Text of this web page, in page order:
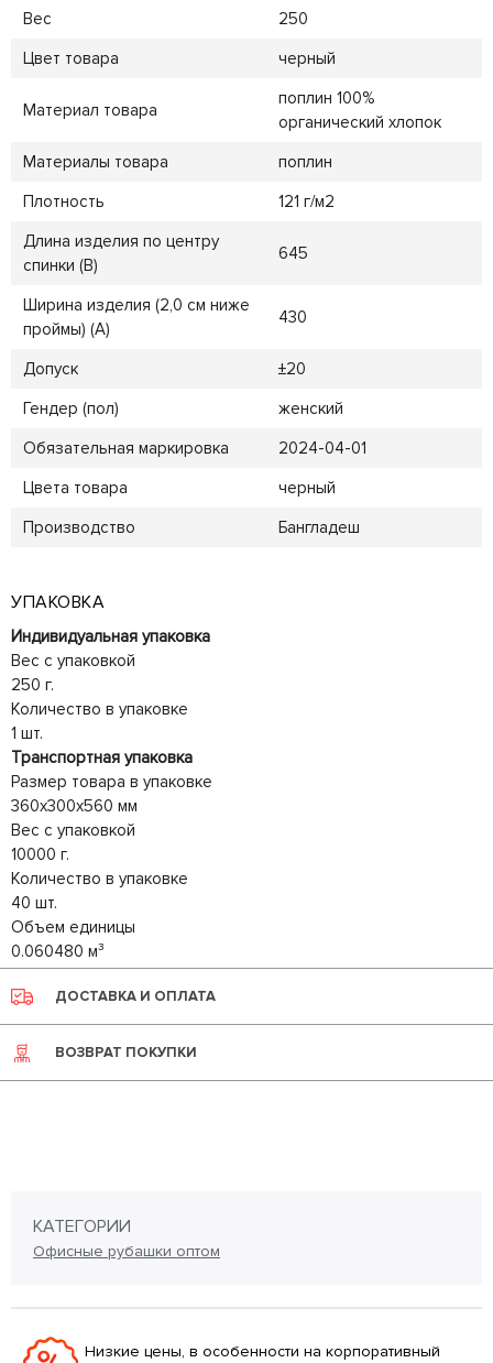
Вес
250
Цвет товара
черный
Материал товара
поплин 100%
органический хлопок
Материалы товара
поплин
Плотность
121 г/м2
Длина изделия по центру
спинки (B)
645
Ширина изделия (2,0 см ниже
проймы) (A)
430
Допуск
±20
Гендер (пол)
женский
Обязательная маркировка
2024-04-01
Цвета товара
черный
Производство
Бангладеш
УПАКОВКА
Индивидуальная упаковка
Вес с упаковкой
250 г.
Количество в упаковке
1 шт.
Транспортная упаковка
Размер товара в упаковке
360x300x560 мм
Вес с упаковкой
10000 г.
Количество в упаковке
40 шт.
Объем единицы
0.060480 м³
ДОСТАВКА И ОПЛАТА
ВОЗВРАТ ПОКУПКИ
КАТЕГОРИИ
Офисные рубашки оптом
Низкие цены, в особенности на корпоративный